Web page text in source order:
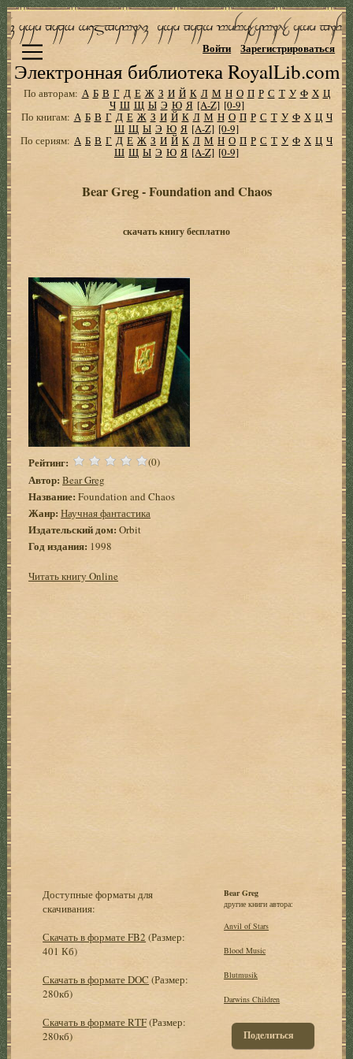
Электронная библиотека RoyalLib.com
Войти Зарегистрироваться
По авторам: А Б В Г Д Е Ж З И Й К Л М Н О П Р С Т У Ф Х Ц
Ч Ш Щ Ы Э Ю Я [A-Z] [0-9]
По книгам: А Б В Г Д Е Ж З И Й К Л М Н О П Р С Т У Ф Х Ц Ч
Ш Щ Ы Э Ю Я [A-Z] [0-9]
По сериям: А Б В Г Д Е Ж З И Й К Л М Н О П Р С Т У Ф Х Ц Ч
Ш Щ Ы Э Ю Я [A-Z] [0-9]
Bear Greg - Foundation and Chaos
скачать книгу бесплатно
Рейтинг: (0)
Автор: Bear Greg
Название: Foundation and Chaos
Жанр: Научная фантастика
Издательский дом: Orbit
Год издания: 1998
Читать книгу Online
Доступные форматы для
скачивания:
Скачать в формате FB2 (Размер:
401 Кб)
Скачать в формате DOC (Размер:
280кб)
Скачать в формате RTF(Размер:
280кб)
Bear Greg
другие книги автора:
Anvil of Stars
Blood Music
Blutmusik
Darwins Children
Поделиться